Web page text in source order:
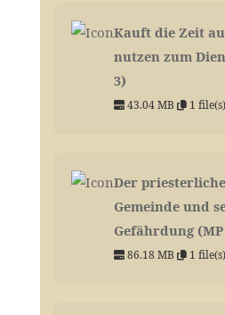
Kauft die Zeit
nutzen zum
3)
43.04 MB 1 file(s)
Der
Gemeinde und
Gefährdung (MP
86.18 MB 1 file(s)